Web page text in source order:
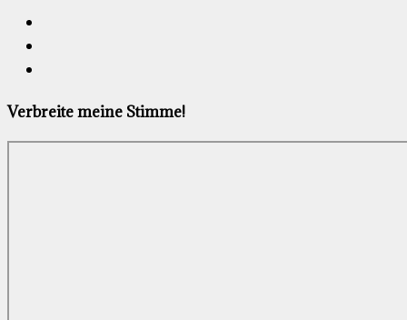
Verbreite meine Stimme!